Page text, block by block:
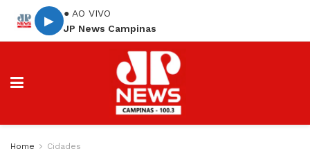
▶
● AO VIVO
JP News Campinas
Home Cidades